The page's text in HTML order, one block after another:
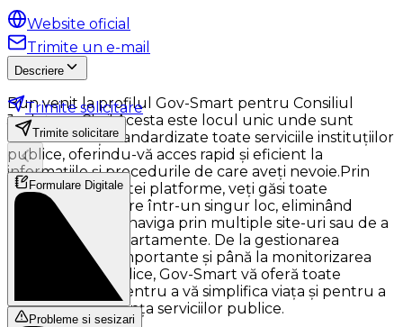
Website oficial
Trimite un e-mail
Descriere
Bun venit la profilul Gov-Smart pentru Consiliul
Județean Cluj! Acesta este locul unic unde sunt
centralizate și standardizate toate serviciile instituțiilor
publice, oferindu-vă acces rapid și eficient la
informațiile și procedurile de care aveți nevoie.Prin
intermediul acestei platforme, veți găsi toate
resursele necesare într-un singur loc, eliminând
necesitatea de a naviga prin multiple site-uri sau de a
vizita diferite departamente. De la gestionarea
documentelor importante și până la monitorizarea
cheltuielilor publice, Gov-Smart vă oferă toate
instrumentele pentru a vă simplifica viața și pentru a
îmbunătăți eficiența serviciilor publice.
Trimite solicitare
Trimite solicitare
Formulare Digitale
Probleme si sesizari